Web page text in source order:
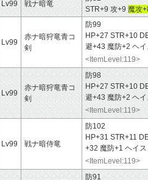
Lv99 戦ナ暗竜
STR+9 攻+9 魔攻
Lv99
赤ナ暗狩竜青コ
剣
防99
HP+27 STR+10
避+43 魔防+2 ヘ
<ItemLevel:119>
Lv99
赤ナ暗狩竜青コ
剣
防98
HP+27 STR+10
避+43 魔防+2 ヘ
<ItemLevel:119>
Lv99 戦ナ暗侍竜
防102
HP+31 STR+11
+32 魔防+1 ヘイ
<ItemLevel:119>
防91